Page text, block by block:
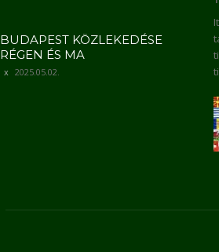
BUDAPEST KÖZLEKEDÉSE
RÉGEN ÉS MA
2025.05.02.